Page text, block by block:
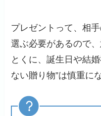
プレゼントって、相
選ぶ必要があるので
とくに、誕生日や結
ない贈り物”は慎重に